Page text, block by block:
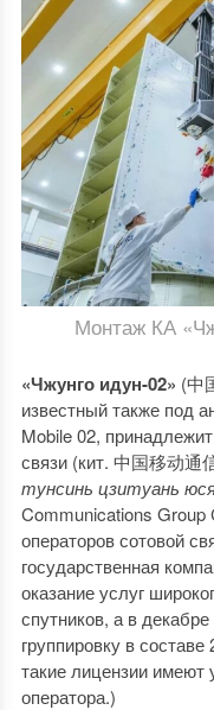
Монтаж КА
«Чжунго идун-02» (中
известный также под
Mobile 02,
связи (кит. 中国移动通
тунсинь цзитуань
Communications Group
операторов сотовой
государственная
оказание услуг
спутников, а в
группировку в
такие лицензии имеют
оператора.)